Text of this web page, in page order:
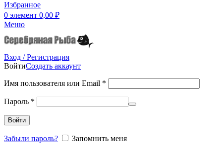
Избранное
0 элемент 0,00 ₽
Меню
Вход / Регистрация
ВойтиСоздать аккаунт
Имя пользователя или Email *
Пароль *
Войти
Забыли пароль?
Запомнить меня